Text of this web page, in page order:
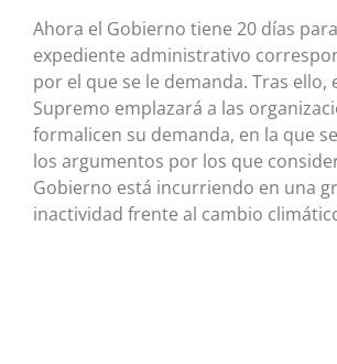
Ahora el Gobierno tiene 20 días
expediente administrativo
por el que se le demanda. Tras ello,
Supremo emplazará a las
formalicen su demanda, en la que
los argumentos por los que
Gobierno está incurriendo en una
inactividad frente al cambio